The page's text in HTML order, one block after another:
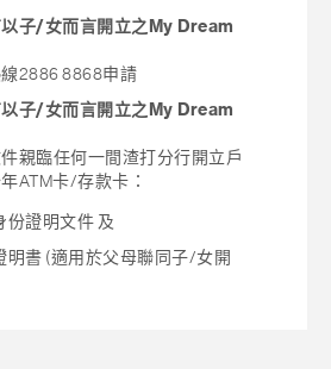
子/女而言開立之My Dream
2886 8868申請
子/女而言開立之My Dream
親臨任何一間渣打分行開立戶
ATM卡/存款卡：
份證明文件 及
明書 (適用於父母聯同子/女開